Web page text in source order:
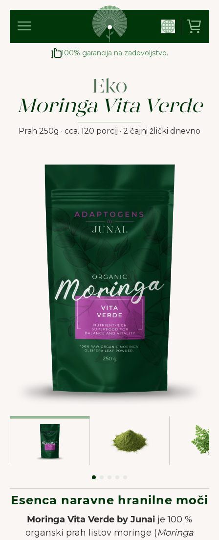
100% garancija na zadovoljstvo.
Eko
Moringa Vita Verde
Prah 250g · cca. 120 porcij · 2 čajni žlički dnevno
Esenca naravne hranilne moči
Moringa Vita Verde by Junai je 100 %
organski prah listov moringe (Moringa